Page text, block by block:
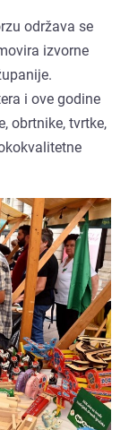
održava se
izvorne
i ove godine
obrtnike, tvrtke,